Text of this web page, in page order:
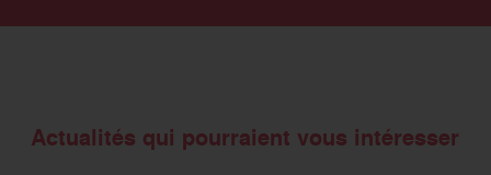
Actualités qui pourraient vous intéresser